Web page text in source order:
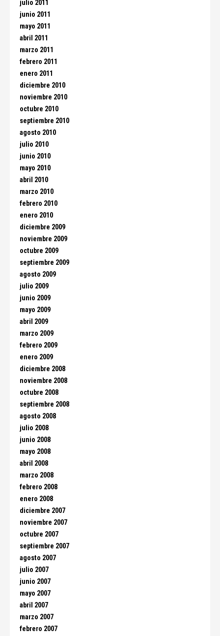
julio 2011
junio 2011
mayo 2011
abril 2011
marzo 2011
febrero 2011
enero 2011
diciembre 2010
noviembre 2010
octubre 2010
septiembre 2010
agosto 2010
julio 2010
junio 2010
mayo 2010
abril 2010
marzo 2010
febrero 2010
enero 2010
diciembre 2009
noviembre 2009
octubre 2009
septiembre 2009
agosto 2009
julio 2009
junio 2009
mayo 2009
abril 2009
marzo 2009
febrero 2009
enero 2009
diciembre 2008
noviembre 2008
octubre 2008
septiembre 2008
agosto 2008
julio 2008
junio 2008
mayo 2008
abril 2008
marzo 2008
febrero 2008
enero 2008
diciembre 2007
noviembre 2007
octubre 2007
septiembre 2007
agosto 2007
julio 2007
junio 2007
mayo 2007
abril 2007
marzo 2007
febrero 2007